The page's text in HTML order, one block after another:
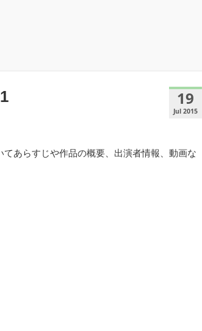
19
Jul 2015
あらすじや作品の概要、出演者情報、動画な